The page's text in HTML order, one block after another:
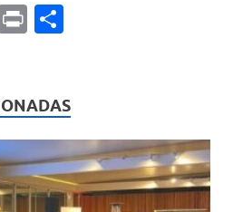
P
p
ar
ti
r